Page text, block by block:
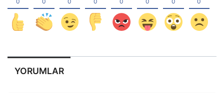
YORUMLAR